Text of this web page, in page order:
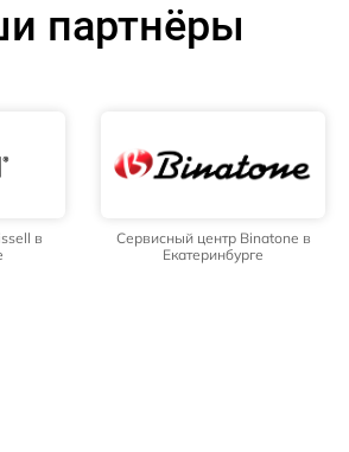
партнёры
в
Сервисный центр Binatone в
Екатеринбурге